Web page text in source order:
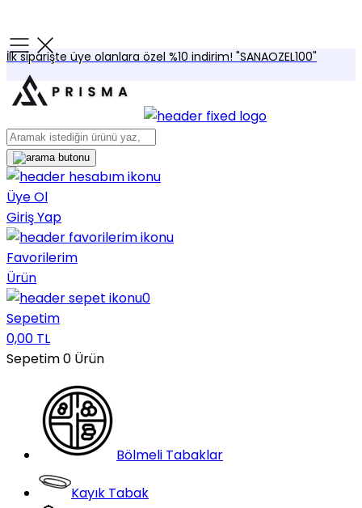
İlk siparişte üye olanlara özel %10 indirim! "SANAOZEL100"
Üye Ol
Giriş Yap
Favorilerim
Ürün
0
Sepetim
0,00 TL
Sepetim0 Ürün
Bölmeli Tabaklar
Kayık Tabak